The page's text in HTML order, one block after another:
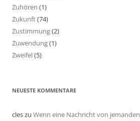
Zuhören (1)
Zukunft(74)
Zustimmung(2)
Zuwendung(1)
Zweifel(5)
NEUESTE KOMMENTARE
cleszu Wenn eine Nachricht von